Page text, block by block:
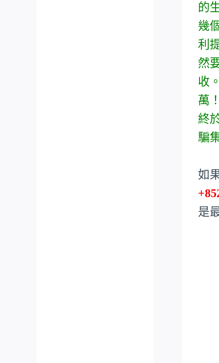
的
幾
利
然
收
萬
終
騙
如
是